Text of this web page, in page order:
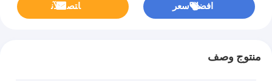
افضل سعر ﺎﺘﺼﻟ ﺍﻶﻧ
منتوج وصف